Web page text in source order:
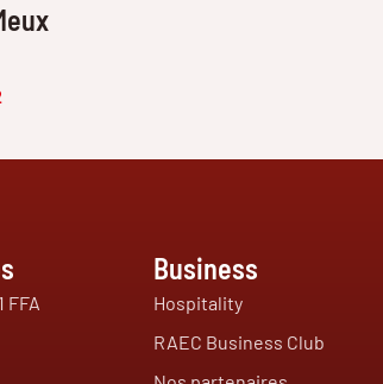
FFA
Business
Hospitality
RAEC Business Club